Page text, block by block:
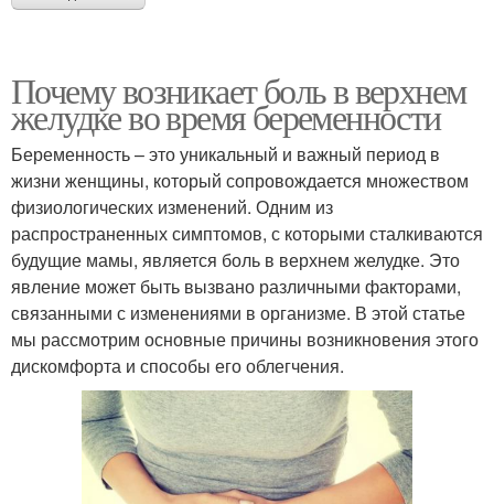
Почему возникает боль в верхнем
желудке во время беременности
Беременность – это уникальный и важный период в
жизни женщины, который сопровождается множеством
физиологических изменений. Одним из
распространенных симптомов, с которыми сталкиваются
будущие мамы, является боль в верхнем желудке. Это
явление может быть вызвано различными факторами,
связанными с изменениями в организме. В этой статье
мы рассмотрим основные причины возникновения этого
дискомфорта и способы его облегчения.